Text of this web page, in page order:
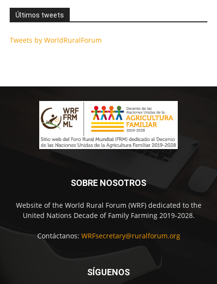
Últimos tweets
Tweets by WorldRuralForum
SOBRE NOSOTROS
Website of the World Rural Forum (WRF) dedicated to the
United Nations Decade of Family Farming 2019-2028.
Contáctanos: WRFsecretary@ruralforum.org
SÍGUENOS